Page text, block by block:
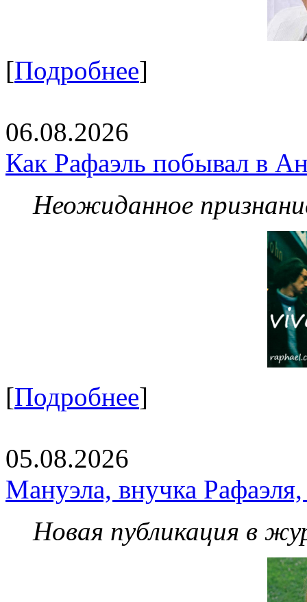
[Подробнее]
06.08.2026
Как Рафаэль побывал в
Неожиданное
[Подробнее]
05.08.2026
Мануэла, внучка
Новая публикация в